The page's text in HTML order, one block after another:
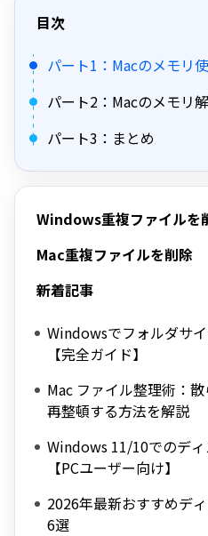
目次
パート1：Macのメモリ
パート2：Macのメモリ
パート3：まとめ
Windows重複ファイルを
Mac重複ファイルを削除
新着記事
Windowsでフォルダサ
【完全ガイド】
Mac ファイル整理術：
再整頓する方法を解説
Windows 11/10でのデ
【PCユーザー向け】
2026年最新おすすめデ
6選